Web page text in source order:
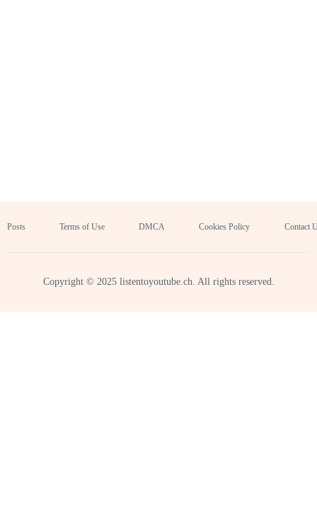
Posts Terms of Use DMCA Cookies Policy Contact
Copyright © 2025 listentoyoutube.ch. All rights reserved.